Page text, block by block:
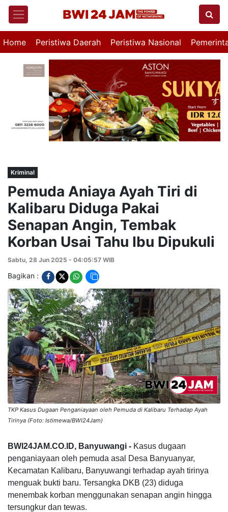
Home Peristiwa Daerah Peristiwa Nasional
Kriminal
Pemuda Aniaya Ayah Tiri di
Kalibaru Diduga Pakai
Senapan Angin, Tembak
Korban Usai Tahu Ibu Dipukuli
Sabtu, 28 Jun 2025 - 04:05:57 WIB
Bagikan :
TKP Kasus Dugaan Penganiayaan oleh Pemuda di Kalibaru Terhadap Ayah
Tirinya (Foto: Istimewa/BWI24Jam)
BWI24JAM.CO.ID, Banyuwangi - Kasus dugaan
penganiayaan oleh pemuda asal Desa Banyuanyar,
Kecamatan Kalibaru, Banyuwangi terhadap ayah tirinya
menguak bukti baru. Tersangka DKB (23) diduga
menembak korban menggunakan senapan angin hingga
tersungkur dan tewas.